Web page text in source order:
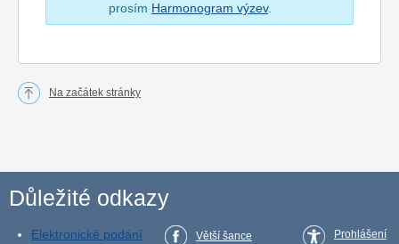
prosím Harmonogram výzev.
Na začátek stránky
Důležité odkazy
Elektronické podání
Větší šance
Prohlášení